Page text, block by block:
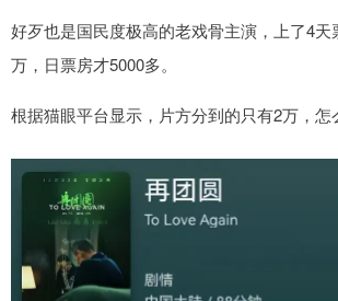
好歹也是国民度极高的老戏骨主演，上了4天
万，日票房才5000多。
根据猫眼平台显示，片方分到的只有2万，怎